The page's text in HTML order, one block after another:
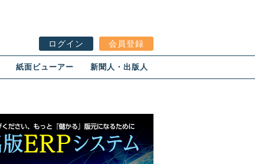
ログイン 会員登録
紙面ビューアー 新聞人・出版人